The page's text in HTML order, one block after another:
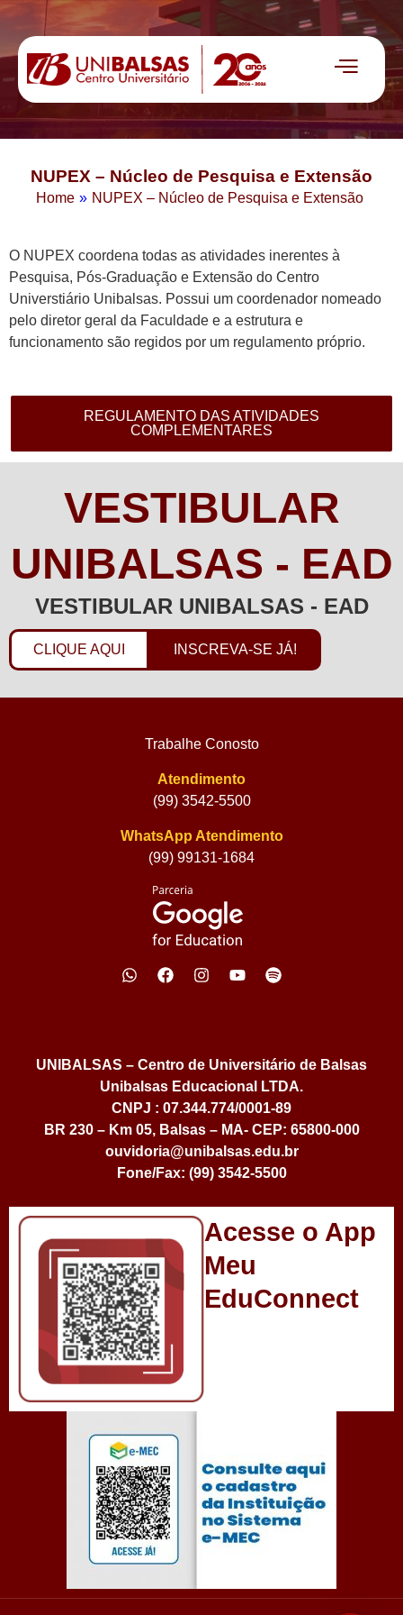
NUPEX – Núcleo de Pesquisa e Extensão
Home » NUPEX – Núcleo de Pesquisa e Extensão
O NUPEX coordena todas as atividades inerentes à
Pesquisa, Pós-Graduação e Extensão do Centro
Universtiário Unibalsas. Possui um coordenador nomeado
pelo diretor geral da Faculdade e a estrutura e
funcionamento são regidos por um regulamento próprio.
REGULAMENTO DAS ATIVIDADES
COMPLEMENTARES
VESTIBULAR
UNIBALSAS - EAD
VESTIBULAR UNIBALSAS - EAD
CLIQUE AQUI INSCREVA-SE JÁ!
Trabalhe Conosto
Atendimento
(99) 3542-5500
WhatsApp Atendimento
(99) 99131-1684
UNIBALSAS – Centro de Universitário de Balsas
Unibalsas Educacional LTDA.
CNPJ : 07.344.774/0001-89
BR 230 – Km 05, Balsas – MA- CEP: 65800-000
ouvidoria@unibalsas.edu.br
Fone/Fax: (99) 3542-5500
Acesse o App
Meu
EduConnect